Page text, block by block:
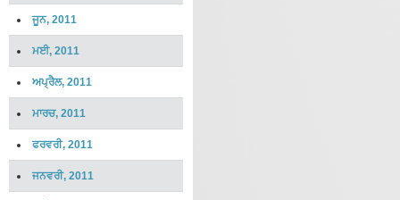
ਜੂਨ, 2011
ਮਈ, 2011
ਅਪ੍ਰੈਲ, 2011
ਮਾਰਚ, 2011
ਫਰਵਰੀ, 2011
ਜਨਵਰੀ, 2011